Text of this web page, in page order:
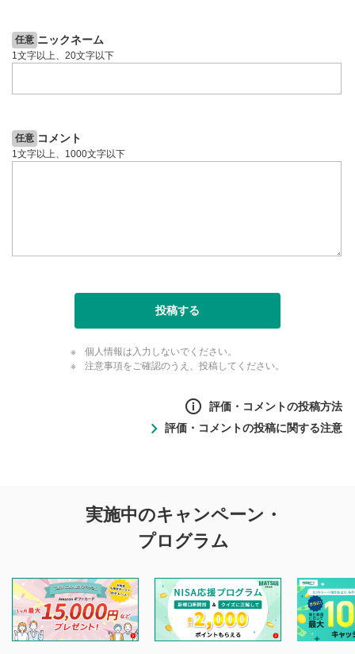
任意 ニックネーム
1文字以上、20文字以下
任意 コメント
1文字以上、1000文字以下
投稿する
個人情報は入力しないでください。
注意事項をご確認のうえ、投稿してください。
評価・コメントの投稿方法
評価・コメントの投稿に関する注意
投稿に関する注意
を目的として、各動画コンテンツに、評価およびコメントの
投稿ができます。利用者は以下の注意事項をご理解のうえ、
閲覧および投稿を行うものとしてください。
他の利用者が動画を視聴される際の参考になるコメントをお
待ちしております。
実施中のキャンペーン・
プログラム